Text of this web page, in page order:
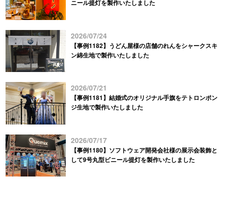
ニール提灯を製作いたしました
2026/07/24
【事例1182】うどん屋様の店舗のれんをシャークスキ
ン綿生地で製作いたしました
2026/07/21
【事例1181】結婚式のオリジナル手旗をテトロンポン
ジ生地で製作いたしました
2026/07/17
【事例1180】ソフトウェア開発会社様の展示会装飾と
して9号丸型ビニール提灯を製作いたしました